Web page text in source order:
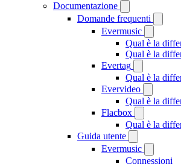
Documentazione
Domande frequenti
Evermusic
Qual è la
Qual è la
Evertag
Qual è la
Evervideo
Qual è la
Flacbox
Qual è la
Guida utente
Evermusic
Connessioni